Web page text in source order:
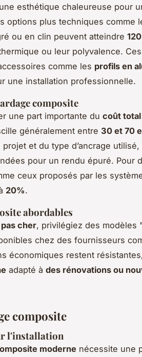
esthétique chaleureuse pour
options plus techniques comme
ou en clin peuvent atteindre
ou leur polyvalence.
comme les profils en
une installation professionnelle.
composite
une part importante du coût total
généralement entre 30 et 70
et du type d’ancrage utilisé,
pour un rendu épuré. Pour
ceux proposés par les
20%.
abordables
cher, privilégiez des modèles
chez des fournisseurs
économiques restent
adapté à des rénovations ou
composite
l'installation
moderne nécessite une